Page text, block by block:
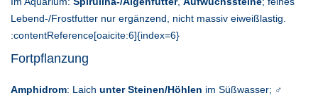
Lebend-/Frostfutter nur ergänzend, nicht massiv eiweißlastig.
:contentReference[oaicite:6]{index=6}
Fortpflanzung
Amphidrom: Laich unter Steinen/Höhlen im Süßwasser; ♂